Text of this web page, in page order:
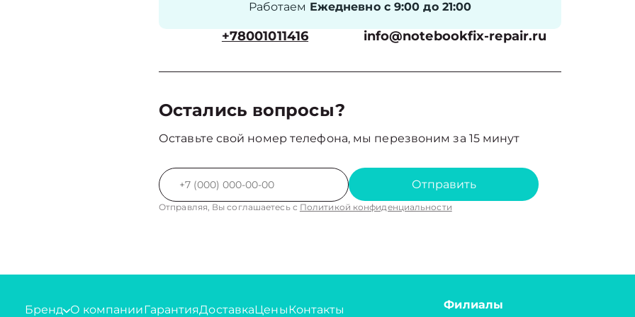
Работаем Ежедневно с 9:00 до 21:00
+78001011416 info@notebookfix-repair.ru
Остались вопросы?
Оставьте свой номер телефона, мы перезвоним за 15 минут
Отправить
Отправляя, Вы соглашаетесь с Политикой конфиденциальности
Бренд О компанииГарантияДоставкаЦеныКонтакты Филиалы